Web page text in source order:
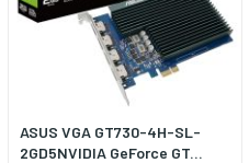
ASUS VGA GT730-4H-SL-
2GD5NVIDIA GeForce GT...